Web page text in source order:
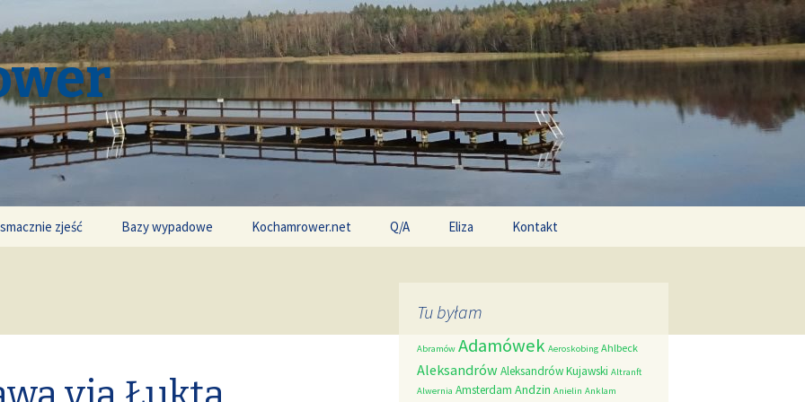
zjeść Bazy wypadowe Kochamrower.net Q/A Eliza Kontakt
Tu byłam
Abramów Adamówek Aeroskobing Ahlbeck
AleksandrówAleksandrów Kujawski Altranft
Alwernia Amsterdam Andzin Anielin Anklam